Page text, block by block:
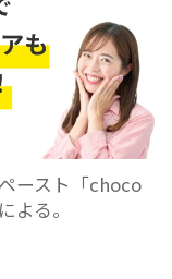
ースト「choco
よる。